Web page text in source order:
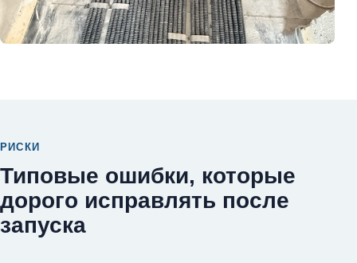
РИСКИ
Типовые ошибки, которые
дорого исправлять после
запуска